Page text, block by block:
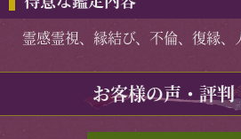
霊感霊視、縁結び、不倫、復縁、
お客様の声・評